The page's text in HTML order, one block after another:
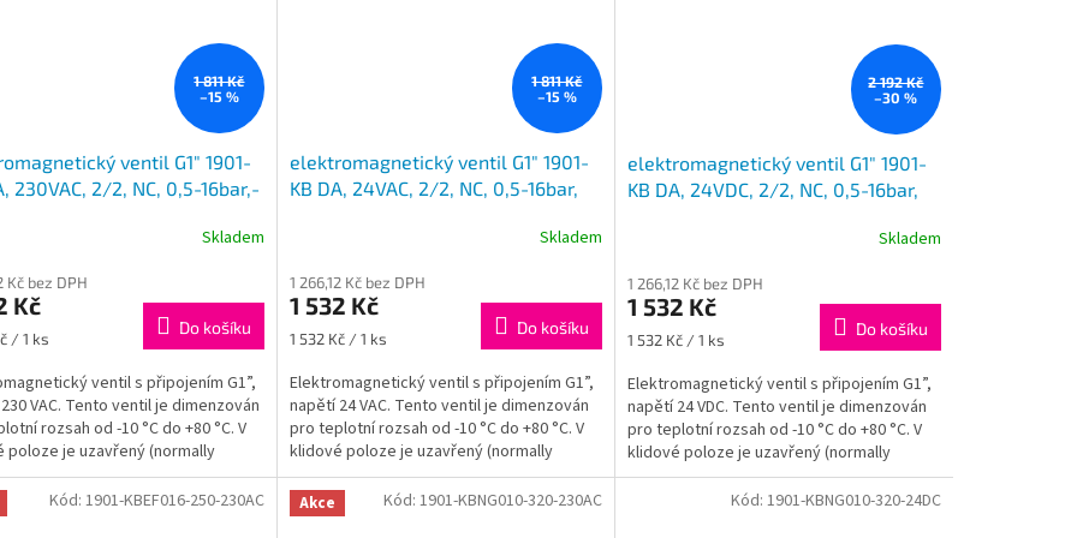
1 811 Kč
–15 %
ventil G1" 1901-
230VAC, 2/2, NC, 0,5-16bar,-
Skladem
Kč bez DPH
Kč
/ 1 ks
Do košíku
ventil s připojením G1”,
VAC. Tento ventil je dimenzován
rozsah od -10 °C do +80 °C. V
poloze je uzavřený (normally
1 811 Kč
–15 %
elektromagnetický ventil G1" 1901-
KB DA, 24VAC, 2/2, NC, 0,5-16bar,
Skladem
1 266,12 Kč bez DPH
1 532 Kč
Měrná
1 532 Kč / 1 ks
Do košíku
Elektromagnetický ventil s připojením G1”,
napětí 24 VAC. Tento ventil je dimenzován
pro teplotní rozsah od -10 °C do +80 °C. V
klidové poloze je uzavřený (normally
closed), což...
2 192 Kč
–30 %
elektromagnetický ventil G1" 1901-
KB DA, 24VDC, 2/2, NC, 0,5-16bar,
Skladem
1 266,12 Kč bez DPH
1 532 Kč
Měrná
1 532 Kč / 1 ks
Do košíku
Elektromagnetický ventil s připojením G1”,
napětí 24 VDC. Tento ventil je dimenzován
pro teplotní rozsah od -10 °C do +80 °C. V
klidové poloze je uzavřený (normally
closed), což...
Kód: 1901-KBEF016-250-230AC Akce Kód: 1901-KBNG010-320-230AC Kód: 1901-KBNG010-320-24DC